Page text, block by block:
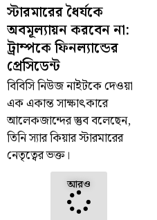
স্টারমারের ধৈর্যকে
অবমূল্যায়ন করবেন না:
ট্রাম্পকে ফিনল্যান্ডের
প্রেসিডেন্ট
বিবিসি নিউজ নাইটকে দেওয়া
এক একান্ত সাক্ষাৎকারে
আলেকজান্দের স্তুব বলেছেন,
তিনি স্যার কিয়ার স্টারমারের
নেতৃত্বের ভক্ত।
আরও